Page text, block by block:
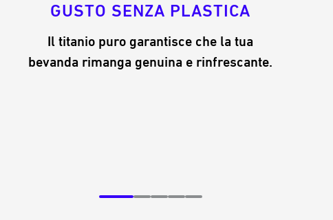
GUSTO SENZA PLASTICA
Il titanio puro garantisce che la tua
bevanda rimanga genuina e rinfrescante.